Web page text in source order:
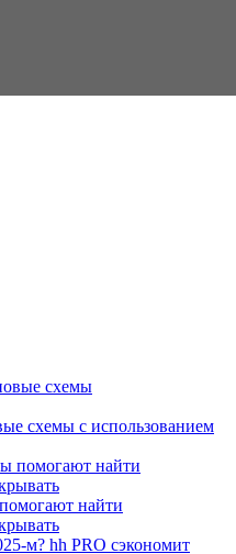
схемы с использованием
найти